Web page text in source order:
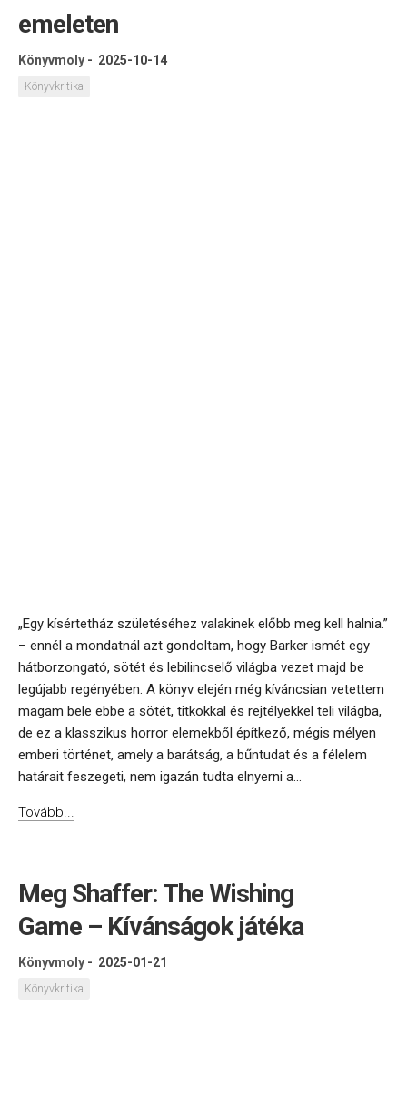
emeleten
Könyvmoly - 2025-10-14
Könyvkritika
„Egy kísértetház születéséhez valakinek előbb meg kell halnia.”
– ennél a mondatnál azt gondoltam, hogy Barker ismét egy
hátborzongató, sötét és lebilincselő világba vezet majd be
legújabb regényében. A könyv elején még kíváncsian vetettem
magam bele ebbe a sötét, titkokkal és rejtélyekkel teli világba,
de ez a klasszikus horror elemekből építkező, mégis mélyen
emberi történet, amely a barátság, a bűntudat és a félelem
határait feszegeti, nem igazán tudta elnyerni a...
Tovább...
Meg Shaffer: The Wishing
Game – Kívánságok játéka
Könyvmoly - 2025-01-21
Könyvkritika